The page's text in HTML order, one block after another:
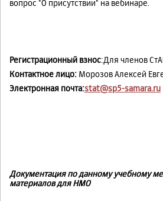
вопрос "О присутствии" на вебинаре.
Регистрационный взнос:Для членов
Контактное лицо: Морозов Алексей
Электронная почта:stat@sp5-samara.ru
Документация по данному учебному
материалов для НМО